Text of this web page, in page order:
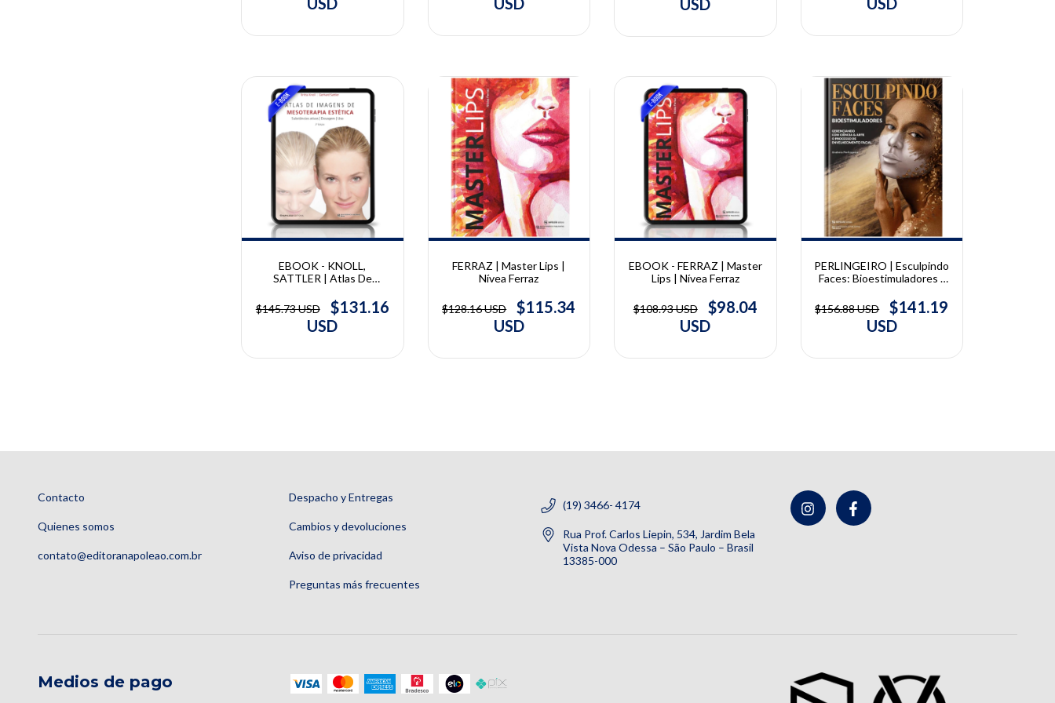
EBOOK - KNOLL,
SATTLER | Atlas De
Estética | Britta Knoll e
Gerhard Sattler
$145.73 USD
$131.16
USD
FERRAZ | Master Lips |
Nívea Ferraz
$128.16 USD
$115.34
USD
EBOOK - FERRAZ | Master
Lips | Nívea Ferraz
$108.93 USD
$98.04
USD
PERLINGEIRO | Esculpindo
Faces: Bioestimuladores |
$156.88 USD
$141.19
USD
Contacto
Quienes somos
contato@editoranapoleao.com.br
Despacho y Entregas
Cambios y devoluciones
Aviso de privacidad
Preguntas más frecuentes
(19) 3466- 4174
Rua Prof. Carlos Liepin, 534, Jardim Bela
Vista Nova Odessa – São Paulo – Brasil
13385-000
Medios de pago